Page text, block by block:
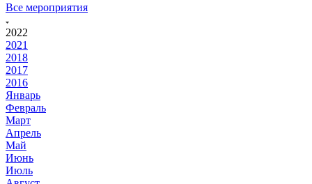
Все мероприятия
2022
2021
2018
2017
2016
Январь
Февраль
Март
Апрель
Май
Июнь
Июль